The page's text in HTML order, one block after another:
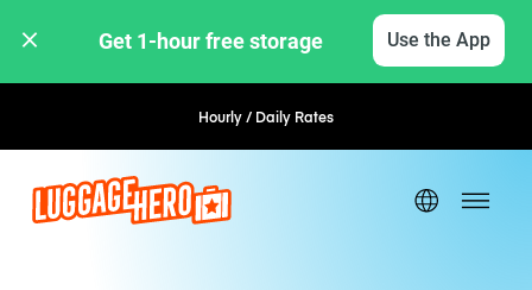
Get 1-hour free storage Use the App
Hourly / Daily RatesFlexible Booking